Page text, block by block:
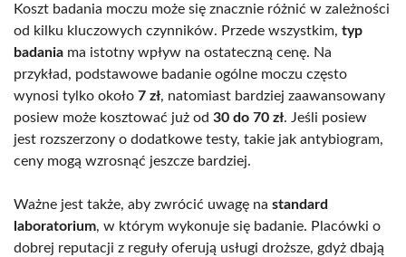
Koszt badania moczu może się znacznie różnić w zależności
od kilku kluczowych czynników. Przede wszystkim, typ
badania ma istotny wpływ na ostateczną cenę. Na
przykład, podstawowe badanie ogólne moczu często
wynosi tylko około 7 zł, natomiast bardziej zaawansowany
posiew może kosztować już od 30 do 70 zł. Jeśli posiew
jest rozszerzony o dodatkowe testy, takie jak antybiogram,
ceny mogą wzrosnąć jeszcze bardziej.
Ważne jest także, aby zwrócić uwagę na standard
laboratorium, w którym wykonuje się badanie. Placówki o
dobrej reputacji z reguły oferują usługi droższe, gdyż dbają